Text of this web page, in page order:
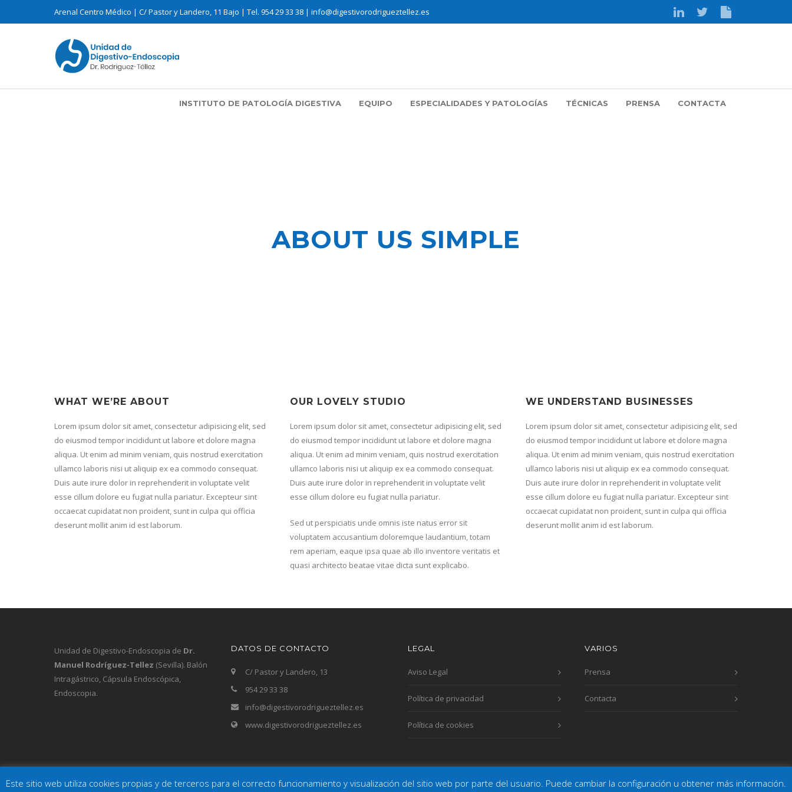
Arenal Centro Médico | C/ Pastor y Landero, 11 Bajo | Tel. 954 29 33 38 | info@digestivorodrigueztellez.es
INSTITUTO DE PATOLOGÍA DIGESTIVA EQUIPO ESPECIALIDADES Y PATOLOGÍAS TÉCNICAS PRENSA CONTACTA
ABOUT US SIMPLE
WHAT WE’RE ABOUT
Lorem ipsum dolor sit amet, consectetur adipisicing elit, sed
do eiusmod tempor incididunt ut labore et dolore magna
aliqua. Ut enim ad minim veniam, quis nostrud exercitation
ullamco laboris nisi ut aliquip ex ea commodo consequat.
Duis aute irure dolor in reprehenderit in voluptate velit
esse cillum dolore eu fugiat nulla pariatur. Excepteur sint
occaecat cupidatat non proident, sunt in culpa qui officia
deserunt mollit anim id est laborum.
OUR LOVELY STUDIO
Lorem ipsum dolor sit amet, consectetur adipisicing elit, sed
do eiusmod tempor incididunt ut labore et dolore magna
aliqua. Ut enim ad minim veniam, quis nostrud exercitation
ullamco laboris nisi ut aliquip ex ea commodo consequat.
Duis aute irure dolor in reprehenderit in voluptate velit
esse cillum dolore eu fugiat nulla pariatur.
Sed ut perspiciatis unde omnis iste natus error sit
voluptatem accusantium doloremque laudantium, totam
rem aperiam, eaque ipsa quae ab illo inventore veritatis et
quasi architecto beatae vitae dicta sunt explicabo.
WE UNDERSTAND BUSINESSES
Lorem ipsum dolor sit amet, consectetur adipisicing elit, sed
do eiusmod tempor incididunt ut labore et dolore magna
aliqua. Ut enim ad minim veniam, quis nostrud exercitation
ullamco laboris nisi ut aliquip ex ea commodo consequat.
Duis aute irure dolor in reprehenderit in voluptate velit
esse cillum dolore eu fugiat nulla pariatur. Excepteur sint
occaecat cupidatat non proident, sunt in culpa qui officia
deserunt mollit anim id est laborum.
Unidad de Digestivo-Endoscopia de Dr.
Manuel Rodríguez-Tellez (Sevilla). Balón
Intragástrico, Cápsula Endoscópica,
Endoscopia.
DATOS DE CONTACTO
C/ Pastor y Landero, 13
954 29 33 38
info@digestivorodrigueztellez.es
www.digestivorodrigueztellez.es
LEGAL
Aviso Legal
Política de privacidad
Política de cookies
VARIOS
Prensa
Contacta
© 2022 Digestivo Dr. Rodríguez Téllez
Este sitio web utiliza cookies propias y de terceros para el correcto funcionamiento y visualización del sitio web por parte del usuario. Puede cambiar la configuración u obtener más información.